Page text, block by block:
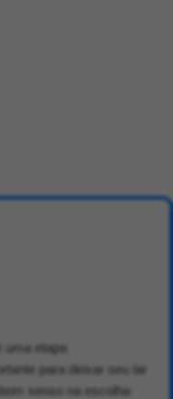
uma etapa
para deixar seu lar
senso na escolha